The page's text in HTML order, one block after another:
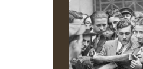
TGN_S.A.F.E
05/02/2020 at 5:52 PM
Vâng cám ơn những bổ